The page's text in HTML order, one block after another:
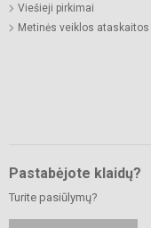
Viešieji pirkimai
Metinės veiklos ataskaitos
Pastabėjote klaidų?
Turite pasiūlymų?